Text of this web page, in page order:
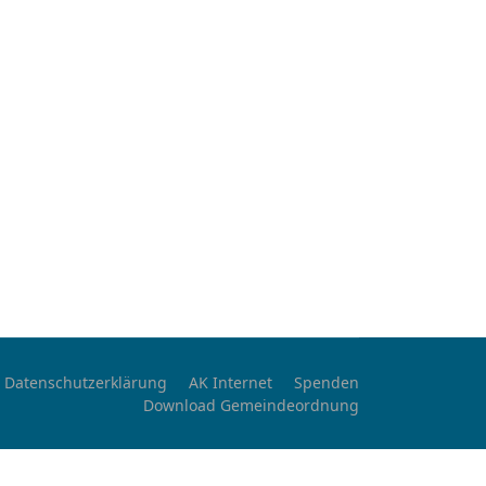
Datenschutzerklärung AK Internet
Spenden
Download Gemeindeordnung